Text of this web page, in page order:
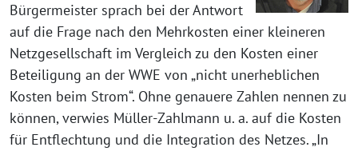
Bürgermeister sprach bei der Antwort
auf die Frage nach den Mehrkosten einer kleineren
Netzgesellschaft im Vergleich zu den Kosten einer
Beteiligung an der WWE von „nicht unerheblichen
Kosten beim Strom“. Ohne genauere Zahlen nennen zu
können, verwies Müller-Zahlmann u. a. auf die Kosten
für Entflechtung und die Integration des Netzes. „In